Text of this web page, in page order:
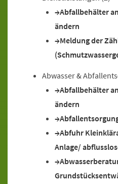
Abfallbehälter
ändern
Meldung der
Abwasser &
Abfallbehälter
ändern
Abfuhr
Anlage/